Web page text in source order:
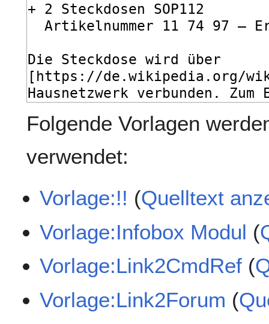
Folgende Vorlagen
verwendet:
Vorlage:!! (Quelltext
Vorlage:Infobox Modul (
Vorlage:Link2CmdRef (
Vorlage:Link2Forum (